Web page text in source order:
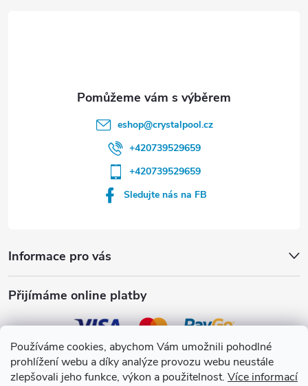
Používáme cookies, abychom Vám umožnili pohodlné
prohlížení webu a díky analýze provozu webu neustále
zlepšovali jeho funkce, výkon a použitelnost. Více informací
Informace pro vás
Přijímáme online platby
eshop@crystalpool.cz
+420739529659
+420739529659
Sledujte nás na FB
Crystalpool s.r.o.